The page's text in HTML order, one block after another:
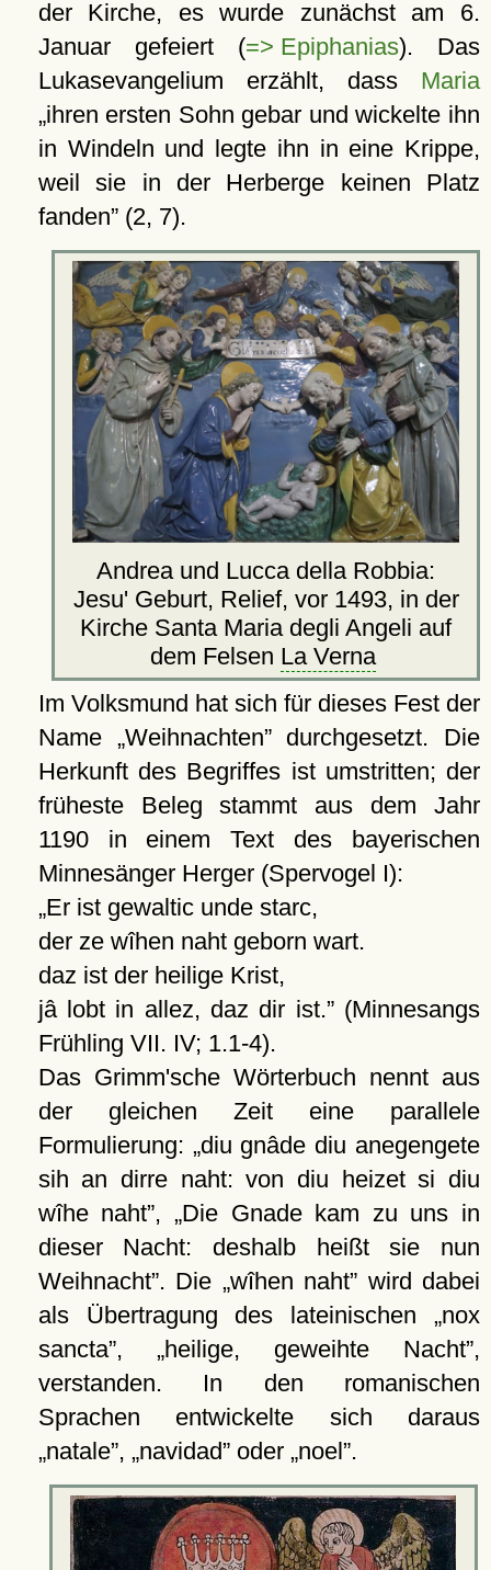
der Kirche, es wurde zunächst am 6.
Januar gefeiert (=> Epiphanias). Das
Lukasevangelium erzählt, dass Maria
ihren ersten Sohn gebar und wickelte ihn
in Windeln und legte ihn in eine Krippe,
weil sie in der Herberge keinen Platz
fanden (2, 7).
Andrea und Lucca della Robbia:
Jesu' Geburt, Relief, vor 1493, in der
Kirche Santa Maria degli Angeli auf
dem Felsen La Verna
Im Volksmund hat sich für dieses Fest der
Name
Weihnachten durchgesetzt. Die
Herkunft des Begriffes ist umstritten; der
früheste Beleg stammt aus dem Jahr
1190 in einem Text des bayerischen
Minnesänger Herger (Spervogel I):
Er ist gewaltic unde starc,
der ze wîhen naht geborn wart.
daz ist der heilige Krist,
jâ lobt in allez, daz dir ist. (Minnesangs
Frühling VII. IV; 1.1-4).
Das Grimm'sche Wörterbuch nennt aus
der gleichen Zeit eine parallele
Formulierung:
diu gnâde diu anegengete
sih an dirre naht: von diu heizet si diu
wîhe naht , Die Gnade kam zu uns in
dieser Nacht: deshalb heißt sie nun
Weihnacht . Die wîhen naht
wird dabei
als Übertragung des lateinischen
nox
sancta , heilige, geweihte Nacht ,
verstanden. In den romanischen
Sprachen entwickelte sich daraus
natale , navidad oder noel .